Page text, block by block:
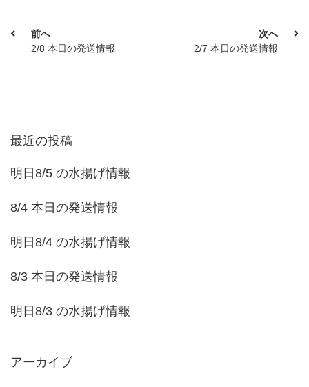
前へ
2/8 本日の発送情報
次へ
2/7 本日の発送情報
最近の投稿
明日8/5 の水揚げ情報
8/4 本日の発送情報
明日8/4 の水揚げ情報
8/3 本日の発送情報
明日8/3 の水揚げ情報
アーカイブ